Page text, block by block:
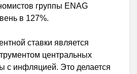
группы ENAG
в 127%.
ставки является
центральных
с инфляцией. Это делается